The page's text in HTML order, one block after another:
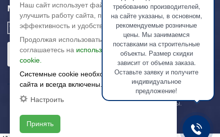
требованию производителей,
на сайте указаны, в основном,
рекомендуемые розничные
цены. Мы занимаемся
поставками на строительные
объекты. Размер скидки
зависит от объема заказа.
Оставьте заявку и получите
индивидуальное
предложение!
Мы в соц. сетях
© 2003-2026 «Арткерамика». Все права защищены.
Наш сайт использует файлы cookie, чтобы
улучшить работу сайта, повысить его
эффективность и удобство.
Продолжая использовать сайт, вы
соглашаетесь на использование файлов
cookie.
Системные cookie необходимы для работы
сайта и всегда включены.
Настроить
Принять